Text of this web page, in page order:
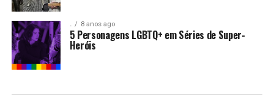
. 8 anos ago
5 Personagens LGBTQ+ em Séries de Super-
Heróis